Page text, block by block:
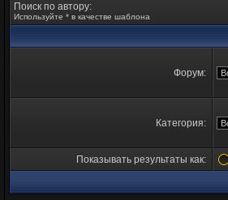
Поиск по автору:
Используйте * в качестве шаблона
Форум:
Категория:
Показывать результаты как: